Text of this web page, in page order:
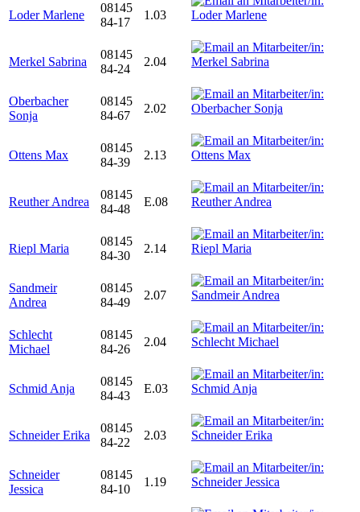
Loder Marlene
08145
84-17
1.03
Merkel Sabrina
08145
84-24
2.04
Oberbacher
Sonja
08145
84-67
2.02
Ottens Max
08145
84-39
2.13
Reuther Andrea
08145
84-48
E.08
Riepl Maria
08145
84-30
2.14
Sandmeir
Andrea
08145
84-49
2.07
Schlecht
Michael
08145
84-26
2.04
Schmid Anja
08145
84-43
E.03
Schneider Erika
08145
84-22
2.03
Schneider
Jessica
08145
84-10
1.19